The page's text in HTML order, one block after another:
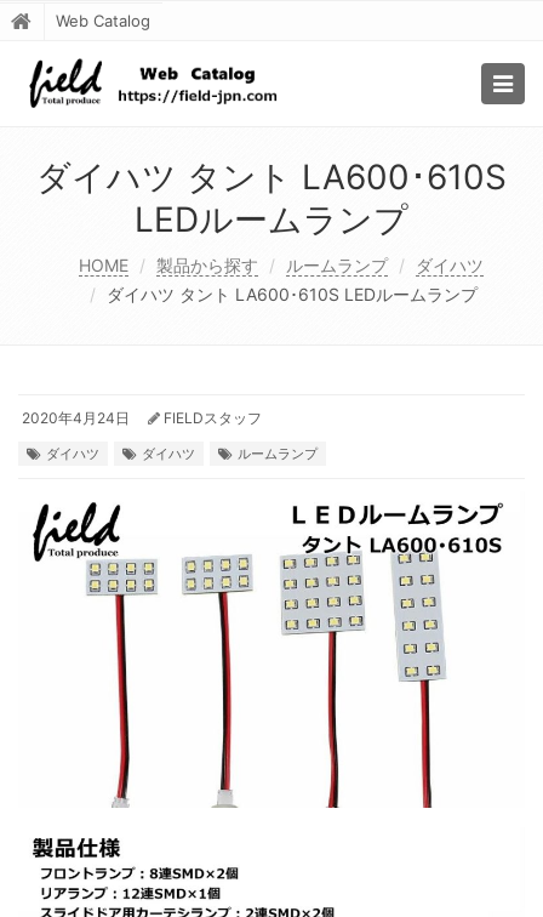
Web Catalog
ダイハツ タント LA600･610S
LEDルームランプ
HOME 製品から探す ルームランプ
ダイハツ
ダイハツ タント LA600･610S LEDルームランプ
2020年4月24日 FIELDスタッフ
ダイハツ ダイハツ ルームランプ